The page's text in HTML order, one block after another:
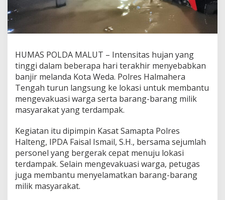
a
i
W
a
r
g
a
S
a
t
B
a
n
j
HUMAS POLDA MALUT – Intensitas hujan yang
tinggi dalam beberapa hari terakhir menyebabkan
banjir melanda Kota Weda. Polres Halmahera
Tengah turun langsung ke lokasi untuk membantu
mengevakuasi warga serta barang-barang milik
masyarakat yang terdampak.
Kegiatan itu dipimpin Kasat Samapta Polres
Halteng, IPDA Faisal Ismail, S.H., bersama sejumlah
personel yang bergerak cepat menuju lokasi
terdampak. Selain mengevakuasi warga, petugas
juga membantu menyelamatkan barang-barang
milik masyarakat.